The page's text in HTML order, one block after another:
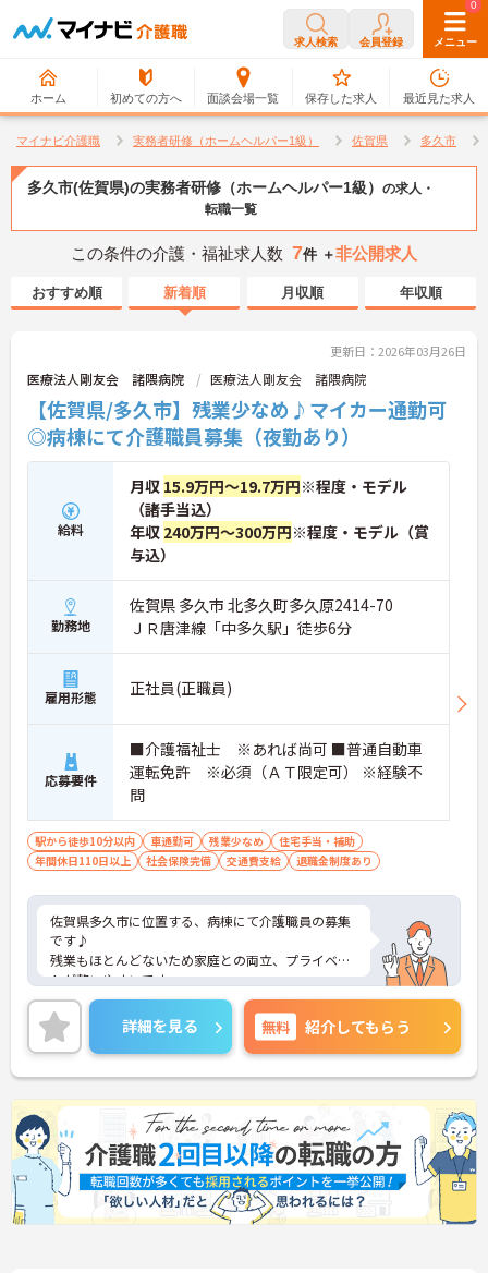
求人検索 会員登録 メニュー
ホーム 初めての方へ 面談会場一覧
0
保存した求人
0
最近見た求人
マイナビ介護職 実務者研修（ホームヘルパー1級） 佐賀県 多久市
多久市(佐賀県)の実務者研修（ホームヘルパー1級） の求人・
転職一覧
この条件の介護・福祉求人数 7件 ＋非公開求人
おすすめ順 新着順 月収順 年収順
更新日：2026年03月26日
医療法人剛友会 諸隈病院 医療法人剛友会 諸隈病院
【佐賀県/多久市】残業少なめ♪マイカー通勤可
◎病棟にて介護職員募集（夜勤あり）
給料
月収 15.9万円～19.7万円※程度・モデル
（諸手当込）
年収 240万円～300万円※程度・モデル（賞
与込）
勤務地
佐賀県 多久市 北多久町多久原2414-70
ＪＲ唐津線「中多久駅」徒歩6分
雇用形態 正社員(正職員)
応募要件
■介護福祉士 ※あれば尚可 ■普通自動車
運転免許 ※必須（ＡＴ限定可） ※経験不
問
駅から徒歩10分以内 車通勤可 残業少なめ
住宅手当・補助
年間休日110日以上
社会保険完備 交通費支給 退職金制度あり
佐賀県多久市に位置する、病棟にて介護職員の募集
です♪
残業もほとんどないため家庭との両立、プライベー
トが整いやすいです。
最寄駅からも徒歩6分でマイカー通勤も可能で無料
駐車場も完備しています。
ご興味ある方には、面接のポイントなど、さらに詳
細をお話致しますのでお気軽にご相談ください。
詳細を見る 無料 紹介してもらう